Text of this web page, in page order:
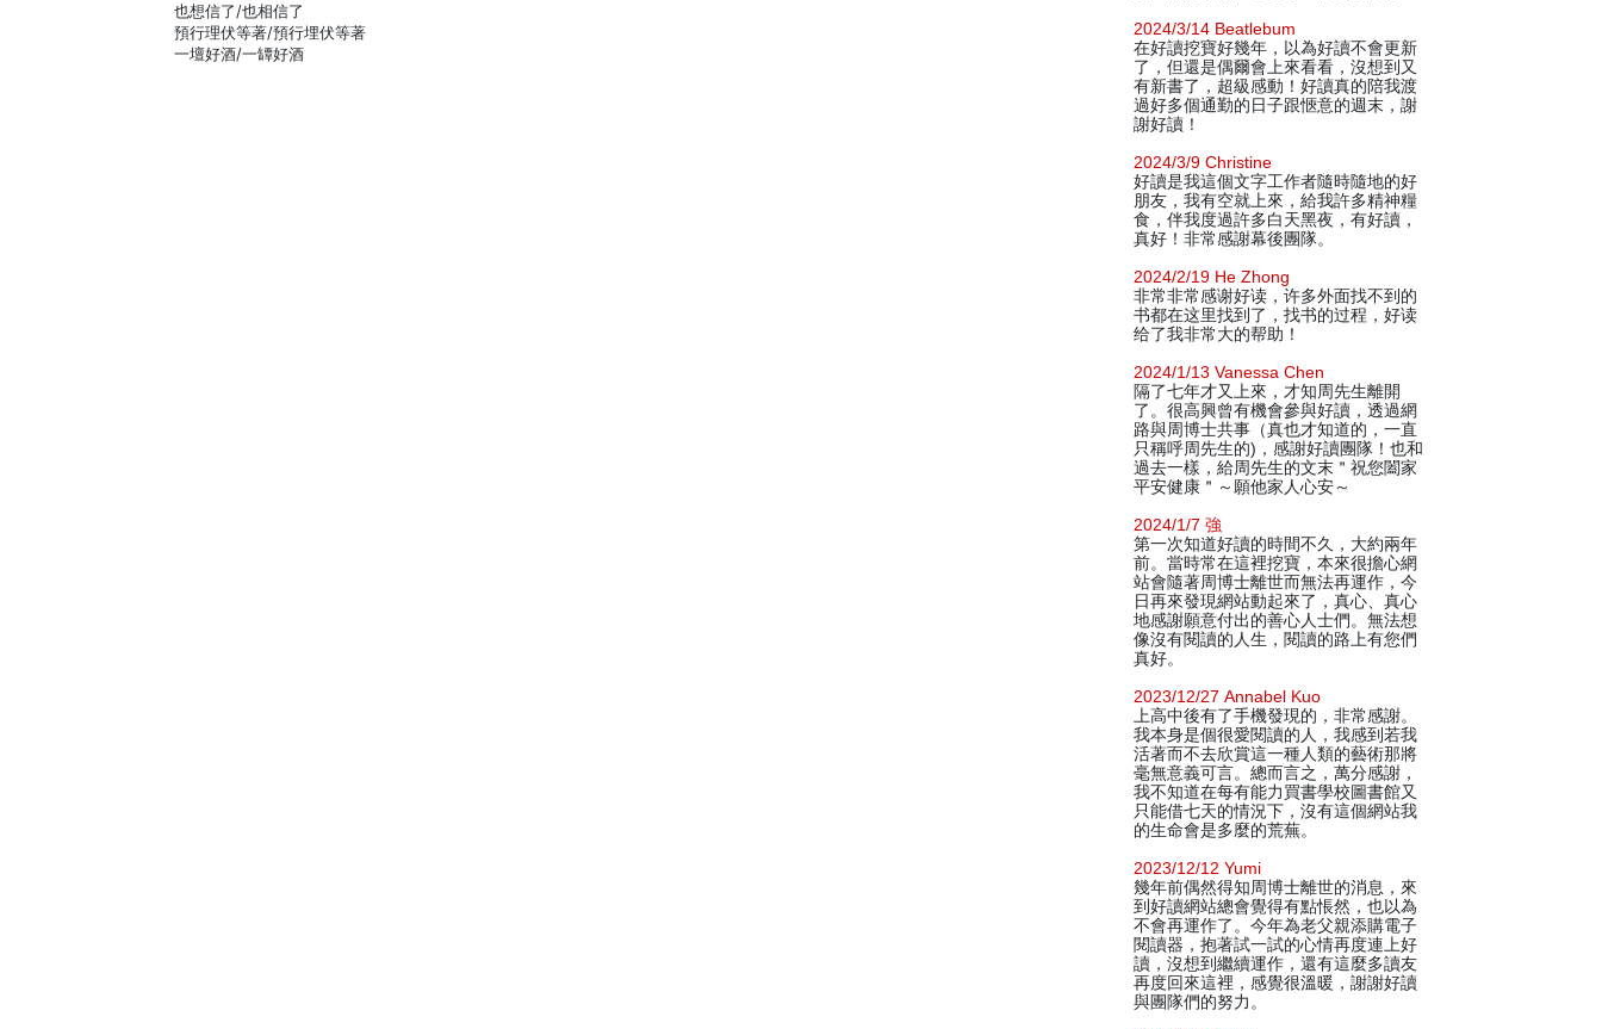
也想信了/也相信了
預行理伏等著/預行埋伏等著
一壇好酒/一罈好酒
2024/3/14 Beatlebum
在好讀挖寶好幾年，以為好讀不會更新
了，但還是偶爾會上來看看，沒想到又
有新書了，超級感動！好讀真的陪我渡
過好多個通勤的日子跟愜意的週末，謝
謝好讀！
2024/3/9 Christine
好讀是我這個文字工作者隨時隨地的好
朋友，我有空就上來，給我許多精神糧
食，伴我度過許多白天黑夜，有好讀，
真好！非常感謝幕後團隊。
2024/2/19 He Zhong
非常非常感谢好读，许多外面找不到的
书都在这里找到了，找书的过程，好读
给了我非常大的帮助！
2024/1/13 Vanessa Chen
隔了七年才又上來，才知周先生離開
了。很高興曾有機會參與好讀，透過網
路與周博士共事（真也才知道的，一直
只稱呼周先生的)，感謝好讀團隊！也和
過去一樣，給周先生的文末＂祝您闔家
平安健康＂～願他家人心安～
2024/1/7 強
第一次知道好讀的時間不久，大約兩年
前。當時常在這裡挖寶，本來很擔心網
站會隨著周博士離世而無法再運作，今
日再來發現網站動起來了，真心、真心
地感謝願意付出的善心人士們。無法想
像沒有閱讀的人生，閱讀的路上有您們
真好。
2023/12/27 Annabel Kuo
上高中後有了手機發現的，非常感謝。
我本身是個很愛閱讀的人，我感到若我
活著而不去欣賞這一種人類的藝術那將
毫無意義可言。總而言之，萬分感謝，
我不知道在每有能力買書學校圖書館又
只能借七天的情況下，沒有這個網站我
的生命會是多麼的荒蕪。
2023/12/12 Yumi
幾年前偶然得知周博士離世的消息，來
到好讀網站總會覺得有點悵然，也以為
不會再運作了。今年為老父親添購電子
閱讀器，抱著試一試的心情再度連上好
讀，沒想到繼續運作，還有這麼多讀友
再度回來這裡，感覺很溫暖，謝謝好讀
與團隊們的努力。